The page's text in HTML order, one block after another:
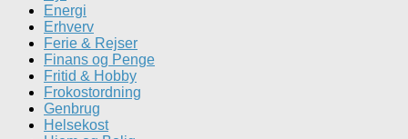
Energi
Erhverv
Ferie & Rejser
Finans og Penge
Fritid & Hobby
Frokostordning
Genbrug
Helsekost